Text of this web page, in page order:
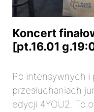
Koncert
[pt.16.01
Po intensywnych i
przesłuchaniach
edycji 4YOU2. To